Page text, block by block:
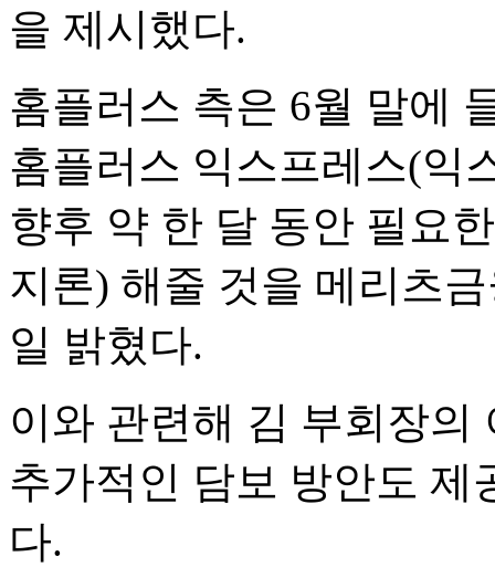
을 제시했다.
홈플러스 측은 6월 말에
홈플러스 익스프레스(익
향후 약 한 달 동안 필요
지론) 해줄 것을 메리츠
일 밝혔다.
이와 관련해 김 부회장의
추가적인 담보 방안도 제
다.